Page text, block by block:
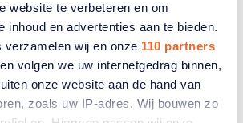
website te verbeteren en om
inhoud en advertenties aan te bieden.
verzamelen wij en onze 110 partners
volgen we uw internetgedrag binnen,
onze website aan de hand van
zoals uw IP-adres. Wij bouwen zo